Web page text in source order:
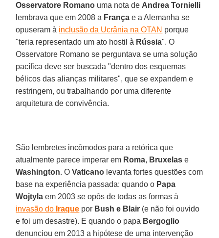
Osservatore Romano uma nota de Andrea Tornielli
lembrava que em 2008 a França e a Alemanha se
opuseram à inclusão da Ucrânia na OTAN porque
"teria representado um ato hostil à Rússia". O
Osservatore Romano se perguntava se uma solução
pacífica deve ser buscada "dentro dos esquemas
bélicos das alianças militares", que se expandem e
restringem, ou trabalhando por uma diferente
arquitetura de convivência.
São lembretes incômodos para a retórica que
atualmente parece imperar em Roma, Bruxelas e
Washington. OVaticano levanta fortes questões com
base na experiência passada: quando o Papa
Wojtyla em 2003 se opôs de todas as formas à
invasão do Iraque por Bush e Blair (e não foi ouvido
e foi um desastre). E quando o papa Bergoglio
denunciou em 2013 a hipótese de uma intervenção